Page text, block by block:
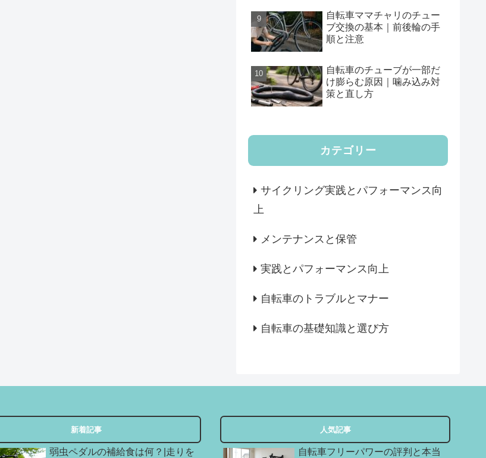
自転車ママチャリのチュー
ブ交換の基本｜前後輪の手
順と注意
自転車のチューブが一部だ
け膨らむ原因｜噛み込み対
策と直し方
カテゴリー
サイクリング実践とパフォーマンス向
上
メンテナンスと保管
実践とパフォーマンス向上
自転車のトラブルとマナー
自転車の基礎知識と選び方
新着記事
弱虫ペダルの補給食は何？|走りを
人気記事
自転車フリーパワーの評判と本当